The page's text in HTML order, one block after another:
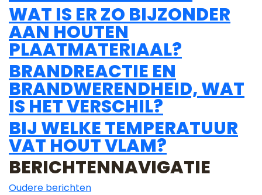
WAT IS ER ZO BIJZONDER
AAN HOUTEN
PLAATMATERIAAL?
BRANDREACTIE EN
BRANDWERENDHEID, WAT
IS HET VERSCHIL?
BIJ WELKE TEMPERATUUR
VAT HOUT VLAM?
BERICHTENNAVIGATIE
Oudere berichten